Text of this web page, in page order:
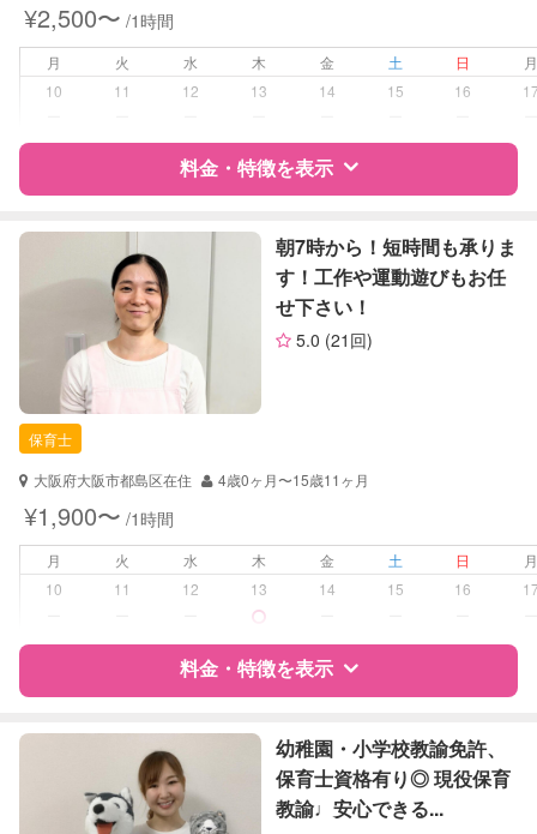
病児対応 病児、病後児、ともに不可
障がい児対応 対応可否は個別に相談
レッスン なし
お子様の撮影
（定期特典）
対応可能
¥2,500〜 /1時間
月 火 水 木 金 土 日
10
11 12 13 14 15 16
料金・特徴を表示
特徴 料金 レビュー
サポートの特徴
資格
保育士
夜間対応
子育て経験
障がい児対応 対応可否は個別に相談
音楽レッスン
スポーツレッスン
絵・工作レッスン
朝7時から！短時間も承りま
す！工作や運動遊びもお任
せ下さい！
5.0 (21回)
保育士
大阪府大阪市都島区在住
4歳0ヶ月〜15歳11ヶ月
¥1,900〜 /1時間
月 火 水 木 金 土 日
10
11 12 13 14 15 16
料金・特徴を表示
特徴 料金 レビュー
サポートの特徴
幼稚園・小学校教諭免許、
保育士資格有り◎ 現役保育
教諭♩安心できる...